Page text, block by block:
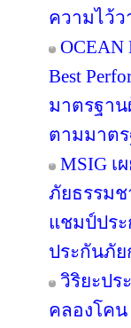
ความไว้
OCEAN
Best
มาตรฐา
ตามมาต
MSIG เ
ภัยธรรมช
แชมป์ปร
ประกันภัย
วิริยะป
คลองโค